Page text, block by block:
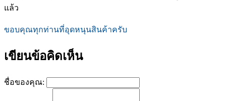
แล้ว
ขอบคุณทุกท่านที่อุดหนุนสินค้าครับ
เขียนข้อคิดเห็น
ชื่อของคุณ: